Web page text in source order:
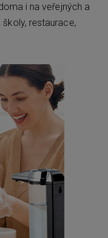
i na veřejných a
restaurace,